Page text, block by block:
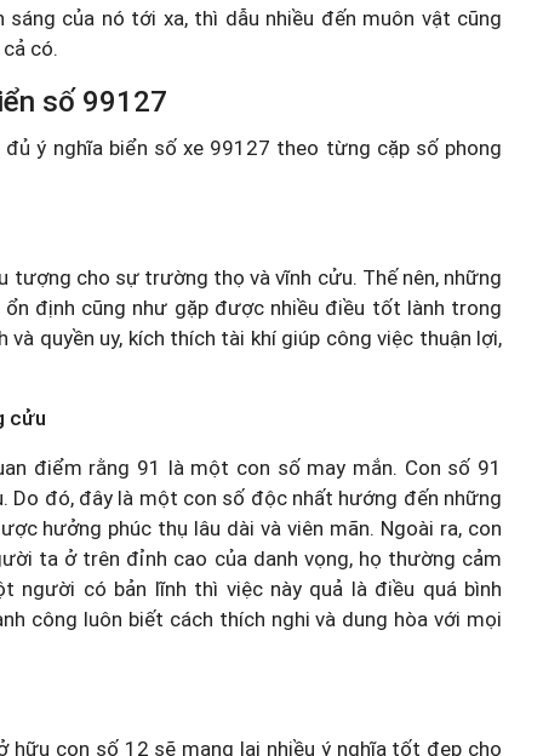
của nó tới xa, thì dẫu nhiều đến muôn vật cũng
có.
số 99127
ý nghĩa biển số xe 99127 theo từng cặp số phong
tượng cho sự trường thọ và vĩnh cửu. Thế nên, những
định cũng như gặp được nhiều điều tốt lành trong
quyền uy, kích thích tài khí giúp công việc thuận lợi,
cửu
điểm rằng 91 là một con số may mắn. Con số 91
đó, đây là một con số độc nhất hướng đến những
hưởng phúc thụ lâu dài và viên mãn. Ngoài ra, con
ta ở trên đỉnh cao của danh vọng, họ thường cảm
người có bản lĩnh thì việc này quả là điều quá bình
công luôn biết cách thích nghi và dung hòa với mọi
hữu con số 12 sẽ mang lại nhiều ý nghĩa tốt đẹp cho